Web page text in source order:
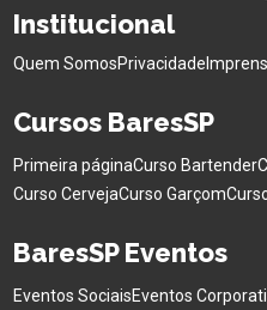
Institucional
Quem SomosPrivacidade
Cursos BaresSP
Primeira páginaCurso Bartender
Curso CervejaCurso Garçom
BaresSP Eventos
Eventos SociaisEventos